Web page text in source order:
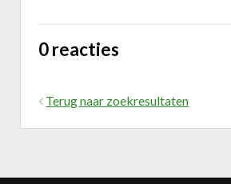
0 reacties
Terug naar zoekresultaten